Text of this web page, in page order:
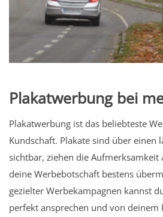
Plakatwerbung bei
Plakatwerbung ist das beliebteste
Kundschaft. Plakate sind über einen
sichtbar, ziehen die Aufmerksamkeit
deine Werbebotschaft bestens
gezielter Werbekampagnen kannst
perfekt ansprechen und von